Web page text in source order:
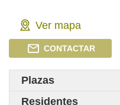
Ver mapa
CONTACTAR
Plazas
Residentes